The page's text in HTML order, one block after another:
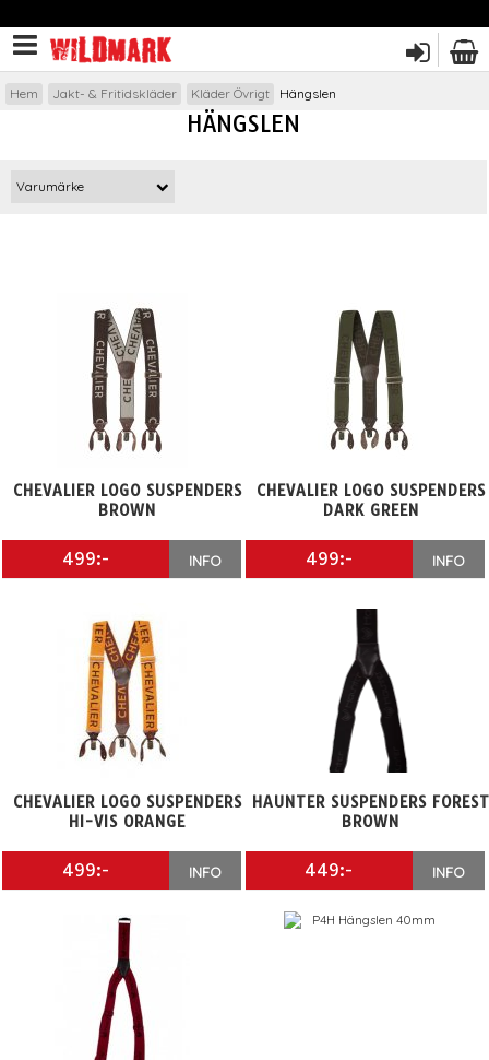
Hem Jakt- & Fritidskläder Kläder Övrigt Hängslen
HÄNGSLEN
Varumärke
CHEVALIER LOGO SUSPENDERS
BROWN
499:- INFO
CHEVALIER LOGO SUSPENDERS
DARK GREEN
499:- INFO
CHEVALIER LOGO SUSPENDERS
HI-VIS ORANGE
499:- INFO
HAUNTER SUSPENDERS FOREST
BROWN
449:- INFO